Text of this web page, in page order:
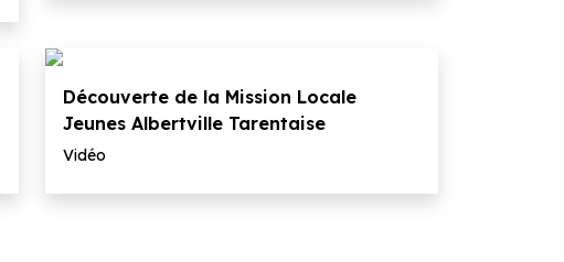
Découverte de la Mission Locale
Jeunes Albertville Tarentaise
Vidéo